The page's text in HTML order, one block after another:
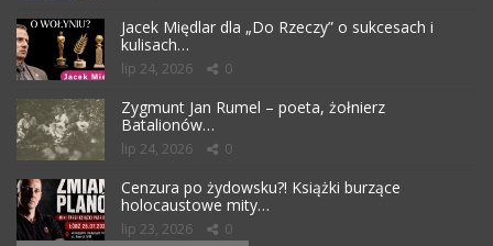
Jacek Międlar dla „Do Rzeczy” o sukcesach i
kulisach…
lip 24, 2026 0
Zygmunt Jan Rumel – poeta, żołnierz
Batalionów…
lip 24, 2026 0
Cenzura po żydowsku?! Książki burzące
holocaustowe mity…
lip 23, 2026 0